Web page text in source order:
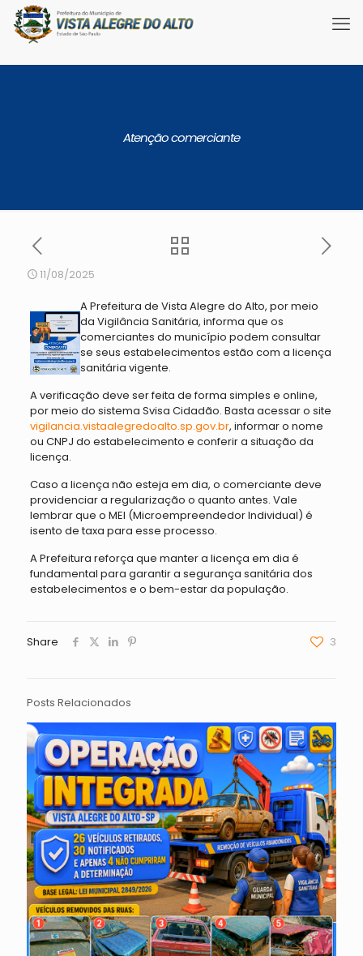
Atenção comerciante
11/08/2025
A Prefeitura de Vista Alegre do Alto, por meio
da Vigilância Sanitária, informa que os
comerciantes do município podem consultar
se seus estabelecimentos estão com a licença
sanitária vigente.
A verificação deve ser feita de forma simples e online,
por meio do sistema Svisa Cidadão. Basta acessar o site
vigilancia.vistaalegredoalto.sp.gov.br, informar o nome
ou CNPJ do estabelecimento e conferir a situação da
licença.
Caso a licença não esteja em dia, o comerciante deve
providenciar a regularização o quanto antes. Vale
lembrar que o MEI (Microempreendedor Individual) é
isento de taxa para esse processo.
A Prefeitura reforça que manter a licença em dia é
fundamental para garantir a segurança sanitária dos
estabelecimentos e o bem-estar da população.
Share 3
Posts Relacionados